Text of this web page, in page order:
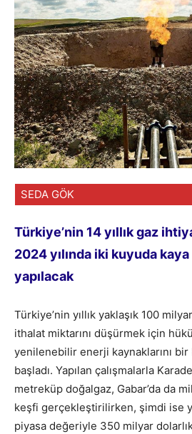
SEDA GÖK
Türkiye’nin 14 yıllık gaz
2024 yılında iki kuyuda kaya
yapılacak
Türkiye’nin yıllık yaklaşık 100
ithalat miktarını düşürmek için
yenilenebilir enerji kaynaklarını
başladı. Yapılan çalışmalarla
metreküp doğalgaz, Gabar’da da
keşfi gerçekleştirilirken, şimdi ise
piyasa değeriyle 350 milyar